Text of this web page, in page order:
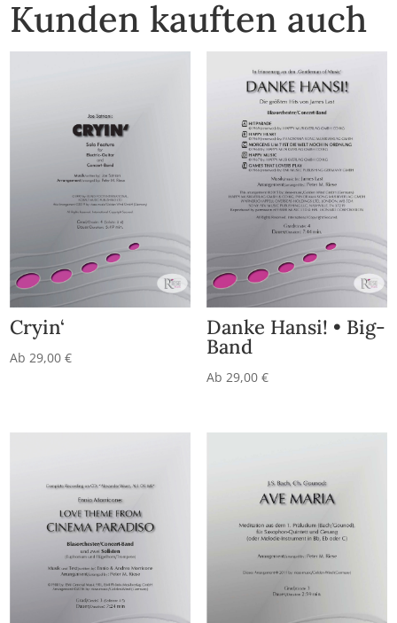
Kunden kauften auch
Cryin‘
Ab 29,00€
Danke Hansi! • Big-
Band
Ab 29,00 €